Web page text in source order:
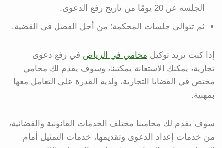
الجلسة عن 20 يومًا من تاريخ رفع الدعوى.
ثم تتوالى جلسات المحكمة؛ من أجل الفصل في القضية.
إذا كنت تريد توكيل محامي في الرياض في رفع دعوى
تجارية، يمكنك الاستعانة بمكتبنا، وسوف يقدم لك محامي
مختص في القضايا التجارية، ولديه القدرة على التعامل معها
بمهنية.
سوف يقدم لك محامينا مختلف الخدمات القانونية والقضائية،
من خدمات إعداد الدعوى وتقديمها، خدمات التمثيل أمام